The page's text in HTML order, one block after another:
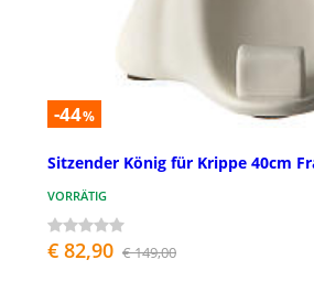
-44%
Sitzender König für Krippe 40cm
VORRÄTIG
€ 82,90 € 149,00